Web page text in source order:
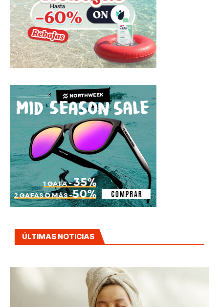
ÚLTIMAS NOTICIAS